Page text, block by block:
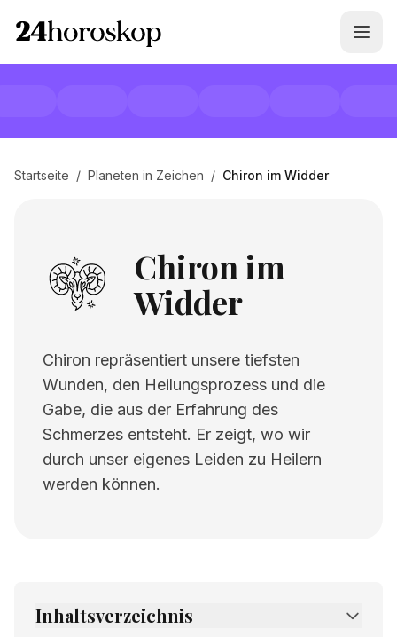
Startseite / Planeten in Zeichen / Chiron im Widder
Chiron im
Widder
Chiron repräsentiert unsere tiefsten
Wunden, den Heilungsprozess und die
Gabe, die aus der Erfahrung des
Schmerzes entsteht. Er zeigt, wo wir
durch unser eigenes Leiden zu Heilern
werden können.
Inhaltsverzeichnis